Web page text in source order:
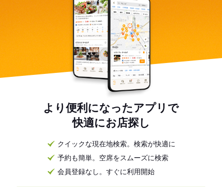
より便利になったアプリで
快適にお店探し
クイックな現在地検索。検索が快適に
予約も簡単。空席をスムーズに検索
会員登録なし。すぐに利用開始